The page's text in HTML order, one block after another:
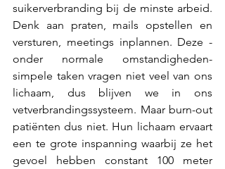
suikerverbranding bij de minste arbeid.
Denk aan praten, mails opstellen en
versturen, meetings inplannen. Deze -
onder normale omstandigheden-
simpele taken vragen niet veel van ons
lichaam, dus blijven we in ons
vetverbrandingssysteem. Maar burn-out
patiënten dus niet. Hun lichaam ervaart
een te grote inspanning waarbij ze het
gevoel hebben constant 100 meter